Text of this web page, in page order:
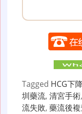
Tagged HCG下
圳藥流, 清宮手術,
流失敗, 藥流後複